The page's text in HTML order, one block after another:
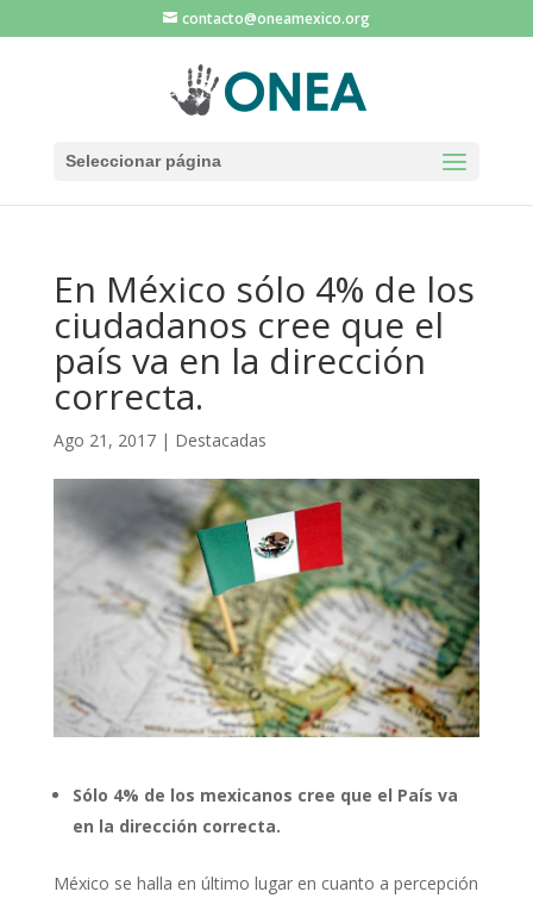
contacto@oneamexico.org
Seleccionar página
En México sólo 4% de los
ciudadanos cree que el
país va en la dirección
correcta.
Ago 21, 2017| Destacadas
Sólo 4% de los mexicanos cree que el País va
en la dirección correcta.
México se halla en último lugar en cuanto a percepción